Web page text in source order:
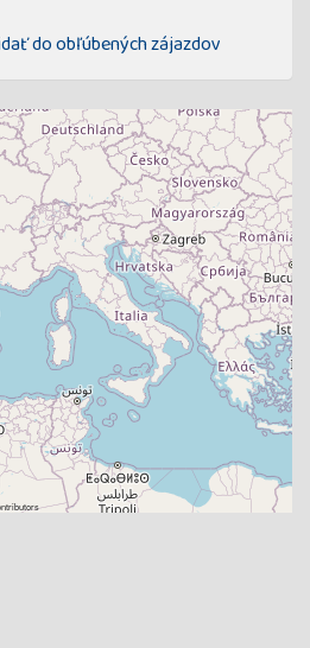
do obľúbených zájazdov